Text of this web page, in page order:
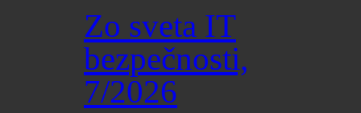
Zo sveta IT
bezpečnosti,
7/2026